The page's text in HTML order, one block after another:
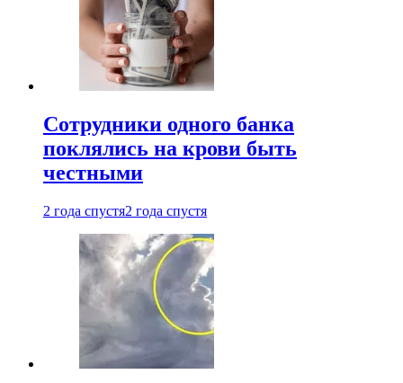
Сотрудники одного банка
поклялись на крови быть
честными
2 года спустя2 года спустя